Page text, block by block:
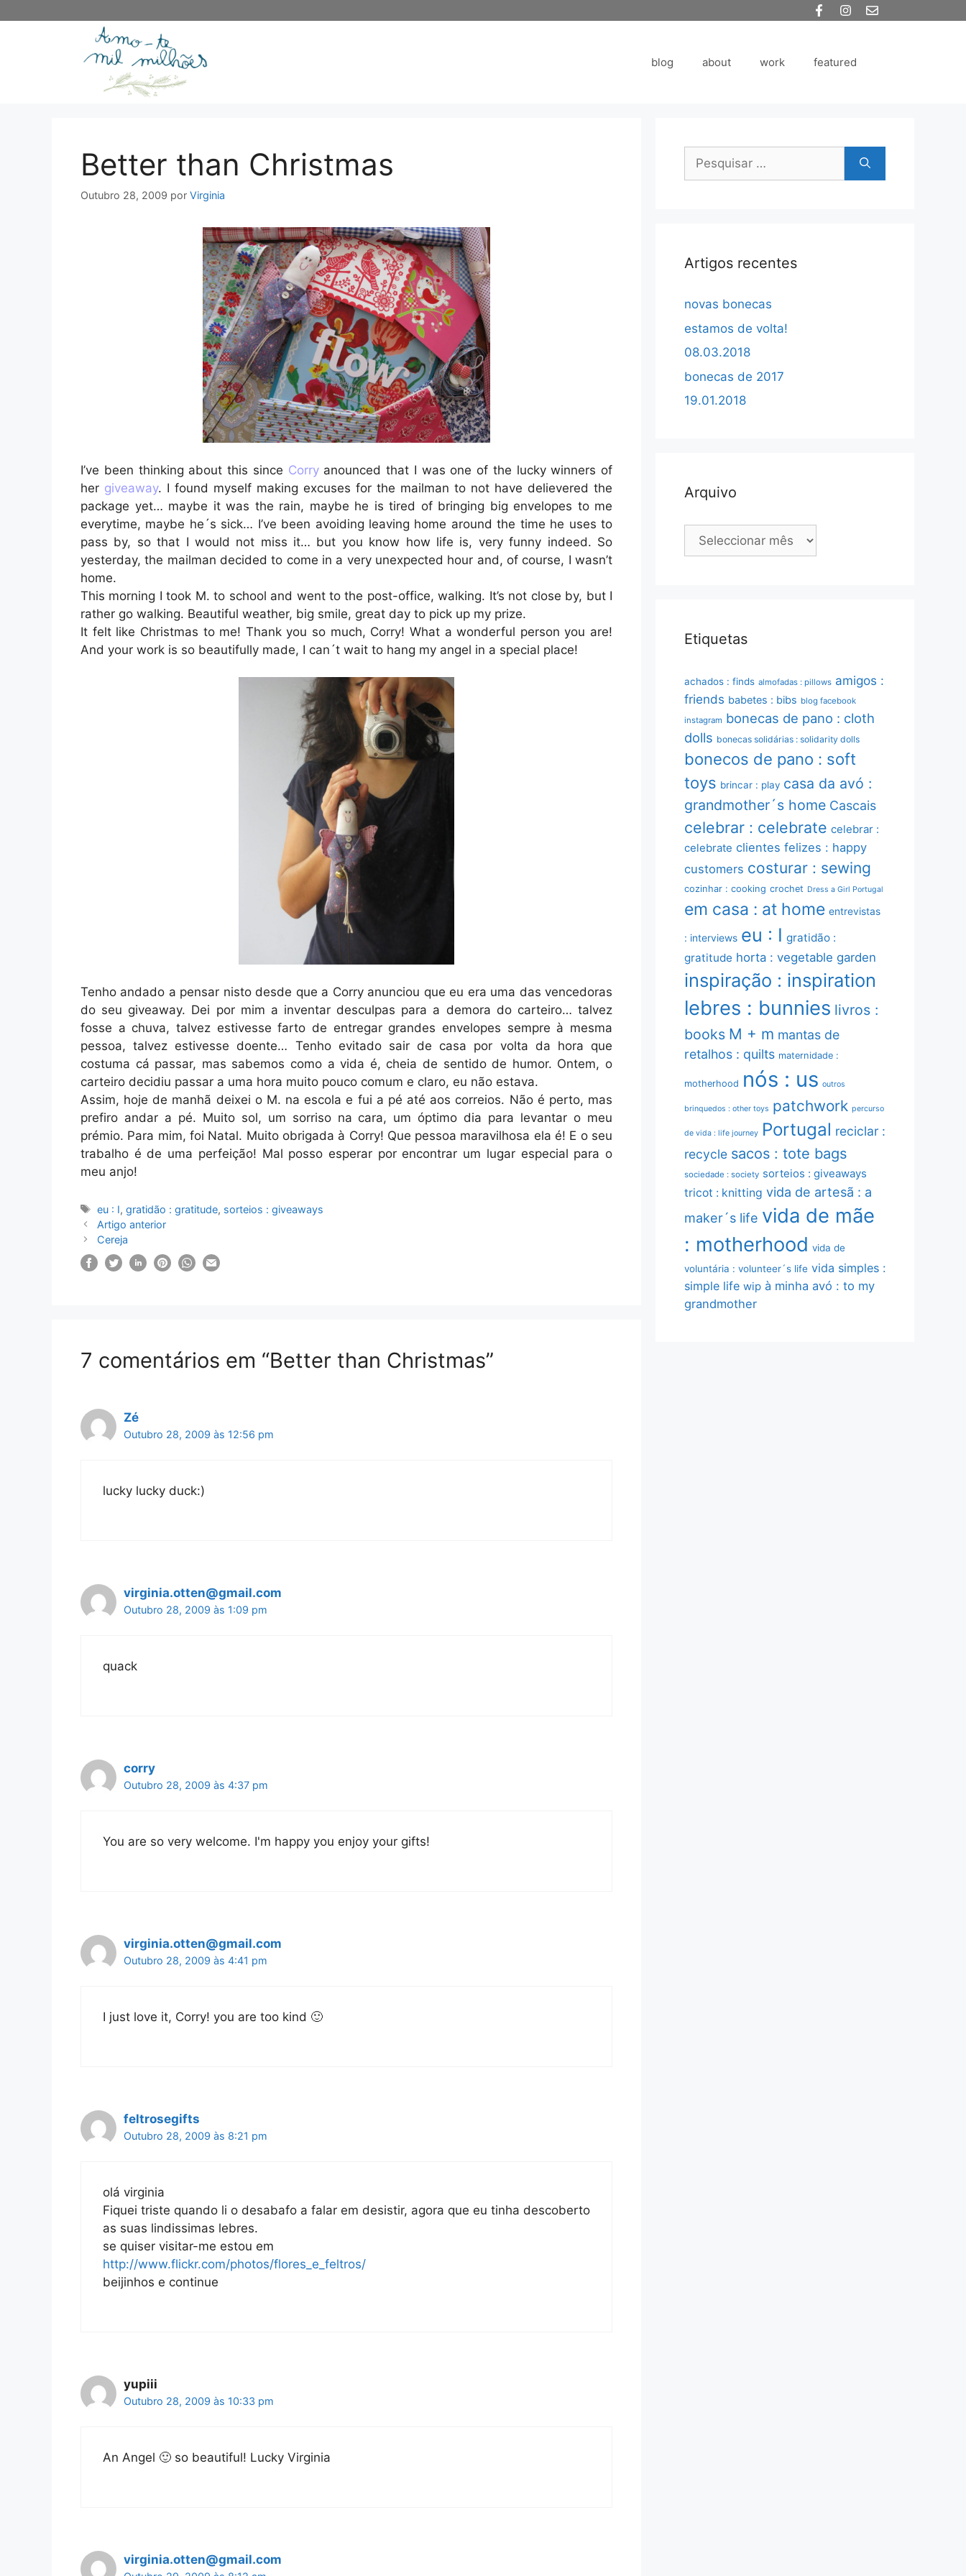
blog about work featured
Better than Christmas
Outubro 28, 2009 por Virginia
I’ve been thinking about this since Corryanounced that I was one of the lucky winners of
her giveaway. I found myself making excuses for the mailman to not have delievered the
package yet… maybe it was the rain, maybe he is tired of bringing big envelopes to me
everytime, maybe he´s sick… I’ve been avoiding leaving home around the time he uses to
pass by, so that I would not miss it… but you know how life is, very funny indeed. So
yesterday, the mailman decided to come in a very unexpected hour and, of course, I wasn’t
home.
This morning I took M. to school and went to the post-office, walking. It’s not close by, but I
rather go walking. Beautiful weather, big smile, great day to pick up my prize.
It felt like Christmas to me! Thank you so much, Corry! What a wonderful person you are!
And your work is so beautifully made, I can´t wait to hang my angel in a special place!
Tenho andado a pensar nisto desde que a Corry anunciou que eu era uma das vencedoras
do seu giveaway. Dei por mim a inventar desculpas para a demora do carteiro… talvez
fosse a chuva, talvez estivesse farto de entregar grandes envelopes sempre à mesma
pessoa, talvez estivesse doente… Tenho evitado sair de casa por volta da hora que
costuma cá passar, mas sabemos como a vida é, cheia de sentido de humor. Ontem, o
carteiro decidiu passar a uma hora muito pouco comum e claro, eu não estava.
Assim, hoje de manhã deixei o M. na escola e fui a pé até aos correios. Não é perto, mas
prefiro andar a pé. Muito sol, um sorriso na cara, um óptimo dia para levantar o meu
prémio. Para mim, foi Natal. Muito obrigada à Corry! Que pessoa maravilhosa ela é! E o seu
trabalho é de uma perfeição! Mal posso esperar por encontrar um lugar especial para o
meu anjo!
Etiquetas
eu : I,gratidão : gratitude, sorteios : giveaways
Artigo anterior
Cereja
7 comentários em “Better than Christmas”
Zé
Outubro 28, 2009 às 12:56 pm
lucky lucky duck:)
virginia.otten@gmail.com
Outubro 28, 2009 às 1:09 pm
quack
corry
Outubro 28, 2009 às 4:37 pm
You are so very welcome. I'm happy you enjoy your gifts!
virginia.otten@gmail.com
Outubro 28, 2009 às 4:41 pm
I just love it, Corry! you are too kind 🙂
feltrosegifts
Outubro 28, 2009 às 8:21 pm
olá virginia
Fiquei triste quando li o desabafo a falar em desistir, agora que eu tinha descoberto
as suas lindissimas lebres.
se quiser visitar-me estou em
http://www.flickr.com/photos/flores_e_feltros/
beijinhos e continue
yupiii
Outubro 28, 2009 às 10:33 pm
An Angel 🙂 so beautiful! Lucky Virginia
virginia.otten@gmail.com
Pesquisar
Artigos recentes
novas bonecas
estamos de volta!
08.03.2018
bonecas de 2017
19.01.2018
Arquivo
Arquivo
Etiquetas
achados : finds almofadas : pillows amigos :
friends babetes : bibs blog facebook
instagram bonecas de pano : cloth
dolls bonecas solidárias : solidarity dolls
bonecos de pano : soft
toys brincar : play casa da avó :
grandmother´s home Cascais
celebrar : celebrate celebrar :
celebrate clientes felizes : happy
customers costurar : sewing
cozinhar : cooking crochet Dress a Girl Portugal
em casa : at home entrevistas
: interviews eu : I gratidão :
gratitude horta : vegetable garden
inspiração : inspiration
lebres : bunnies livros :
books M + m mantas de
retalhos : quilts maternidade :
motherhood nós : us outros
brinquedos : other toys patchwork percurso
de vida : life journey Portugal reciclar :
recycle sacos : tote bags
sociedade : society sorteios : giveaways
tricot : knitting vida de artesã : a
maker´s life vida de mãe
: motherhood vida de
voluntária : volunteer´s life vida simples :
simple life wip à minha avó : to my
grandmother